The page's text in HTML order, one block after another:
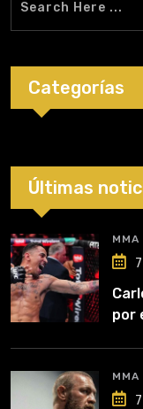
Categorías
Últimas
MMA
por
MMA